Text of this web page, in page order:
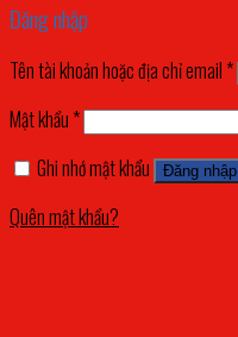
Đăng nhập
Tên tài khoản hoặc địa chỉ email *
Mật khẩu *
Ghi nhớ mật khẩu
Đăng nhập
Quên mật khẩu?